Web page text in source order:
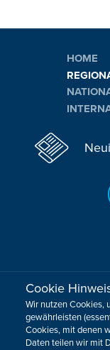
HOME
Sie haben
Cookie
Wir nutzen Cookies,
gewährleisten
Cookies, mit denen
Daten teilen wir mit